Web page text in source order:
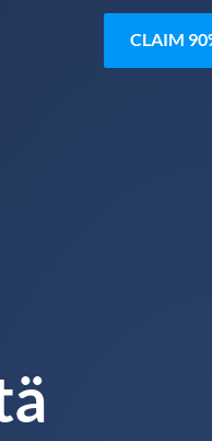
CLAIM